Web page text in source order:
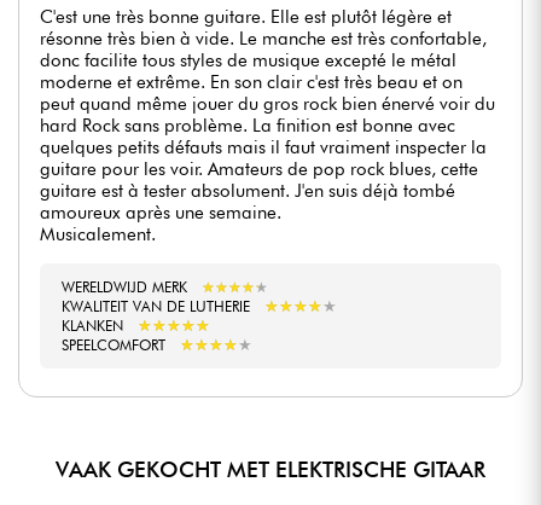
C'est une très bonne guitare. Elle est plutôt légère et
résonne très bien à vide. Le manche est très confortable,
donc facilite tous styles de musique excepté le métal
moderne et extrême. En son clair c'est très beau et on
peut quand même jouer du gros rock bien énervé voir du
hard Rock sans problème. La finition est bonne avec
quelques petits défauts mais il faut vraiment inspecter la
guitare pour les voir. Amateurs de pop rock blues, cette
guitare est à tester absolument. J'en suis déjà tombé
amoureux après une semaine.
Musicalement.
WERELDWIJD MERK ★★★★★
★★★★★
KWALITEIT VAN DE LUTHERIE
★★★★★
★★★★★
KLANKEN ★★★★★
★★★★★
SPEELCOMFORT ★★★★★
★★★★★
VAAK GEKOCHT MET ELEKTRISCHE GITAAR